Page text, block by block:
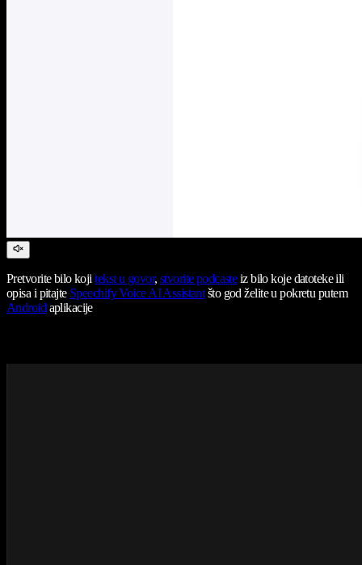
Pretvorite bilo kojitekst u govor, stvorite podcasteiz bilo koje datoteke ili
opisa i pitajte Speechify Voice AI Assistantšto god želite u pokretu putem
Androidaplikacije